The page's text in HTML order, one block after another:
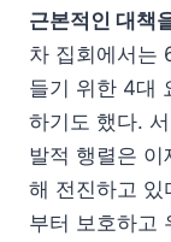
근본적인 대책
차 집회에서는
들기 위한 4대
하기도 했다.
발적 행렬은
해 전진하고 있
부터 보호하고